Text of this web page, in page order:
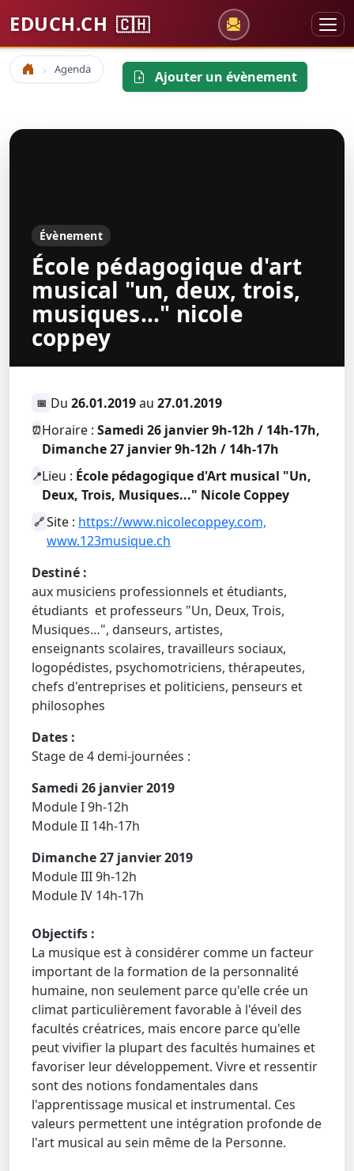
EDUCH.CH 🇨🇭
Accueil Agenda Ajouter un évènement
Évènement
École pédagogique d'art
musical "un, deux, trois,
musiques..." nicole
coppey
📅 Du 26.01.2019au 27.01.2019
⏰Horaire : Samedi 26 janvier 9h-12h / 14h-17h,
Dimanche 27 janvier 9h-12h / 14h-17h
📍Lieu : École pédagogique d'Art musical "Un,
Deux, Trois, Musiques..." Nicole Coppey
🔗Site : https://www.nicolecoppey.com,
www.123musique.ch
Destiné :
aux musiciens professionnels et étudiants,
étudiants et professeurs "Un, Deux, Trois,
Musiques…", danseurs, artistes,
enseignants scolaires, travailleurs sociaux,
logopédistes, psychomotriciens, thérapeutes,
chefs d'entreprises et politiciens, penseurs et
philosophes
Dates :
Stage de 4 demi-journées :
Samedi 26 janvier 2019
Module I 9h-12h
Module II 14h-17h
Dimanche 27 janvier 2019
Module III 9h-12h
Module IV 14h-17h
Objectifs :
La musique est à considérer comme un facteur
important de la formation de la personnalité
humaine, non seulement parce qu'elle crée un
climat particulièrement favorable à l'éveil des
facultés créatrices, mais encore parce qu'elle
peut vivifier la plupart des facultés humaines et
favoriser leur développement. Vivre et ressentir
sont des notions fondamentales dans
l'apprentissage musical et instrumental. Ces
valeurs permettent une intégration profonde de
l'art musical au sein même de la Personne.